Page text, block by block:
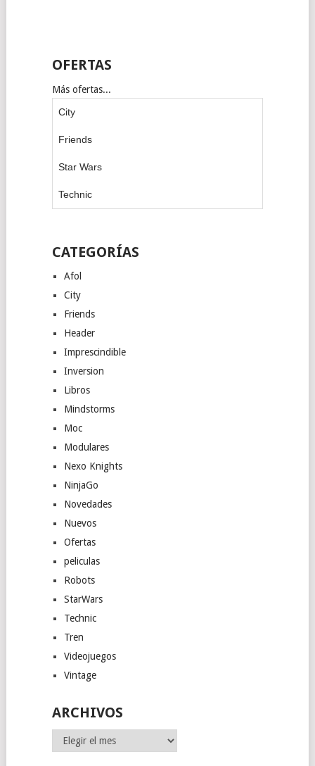
OFERTAS
Más ofertas...
City
Friends
Star Wars
Technic
CATEGORÍAS
Afol
City
Friends
Header
Imprescindible
Inversion
Libros
Mindstorms
Moc
Modulares
Nexo Knights
NinjaGo
Novedades
Nuevos
Ofertas
peliculas
Robots
StarWars
Technic
Tren
Videojuegos
Vintage
ARCHIVOS
Archivos